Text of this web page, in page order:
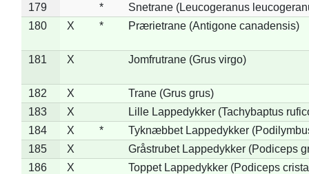
179
*
Snetrane (Leucogeranus
180
X * Prærietrane (Antigone canadensis)
181 X Jomfrutrane (Grus virgo)
182 X
Trane (Grus grus)
183
X
Lille Lappedykker (Tachybaptus
184
X *
Tyknæbbet Lappedykker
185
X
Gråstrubet Lappedykker (Podiceps
186
X
Toppet Lappedykker (Podiceps